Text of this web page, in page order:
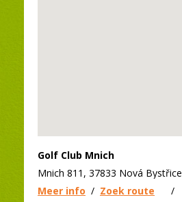
Golf Club Mnich
Mnich 811, 37833 Nová Bystřice
Meer info / Zoek route /